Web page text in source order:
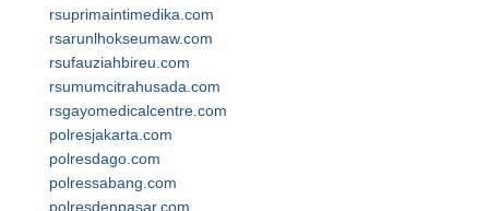
rsuprimaintimedika.com
rsarunlhokseumaw.com
rsufauziahbireu.com
rsumumcitrahusada.com
rsgayomedicalcentre.com
polresjakarta.com
polresdago.com
polressabang.com
polresdenpasar.com